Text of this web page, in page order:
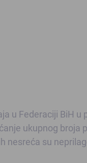
u Federaciji BiH
ukupnog broja
nesreća su